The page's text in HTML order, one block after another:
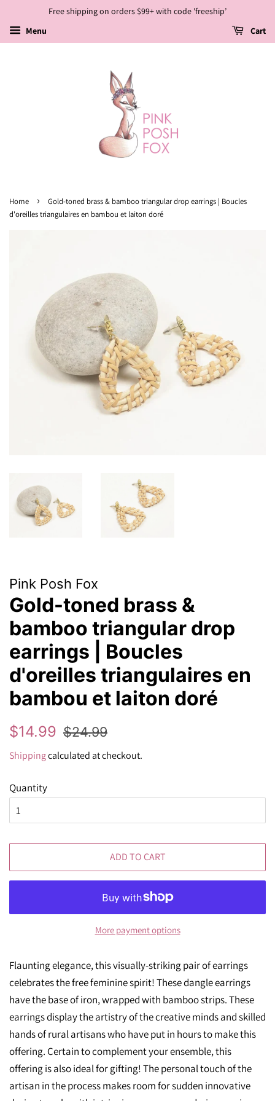
Free shipping on orders $99+ with code 'freeship’
Menu
Cart
Home ›
Gold-toned brass & bamboo triangular drop earrings | Boucles
d'oreilles triangulaires en bambou et laiton doré
Pink Posh Fox
Gold-toned brass &
bamboo triangular drop
earrings | Boucles
d'oreilles triangulaires en
bambou et laiton doré
Regular
$14.99
Sale
$24.99
Shippingcalculated at checkout.
Quantity
ADD TO CART
More payment options
Flaunting elegance, this visually-striking pair of earrings
celebrates the free feminine spirit! These dangle earrings
have the base of iron, wrapped with bamboo strips. These
earrings display the artistry of the creative minds and skilled
hands of rural artisans who have put in hours to make this
offering. Certain to complement your ensemble, this
offering is also ideal for gifting! The personal touch of the
artisan in the process makes room for sudden innovative